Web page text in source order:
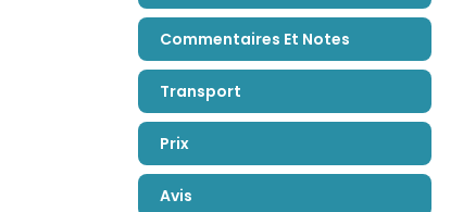
Commentaires Et Notes
Transport
Prix
Avis